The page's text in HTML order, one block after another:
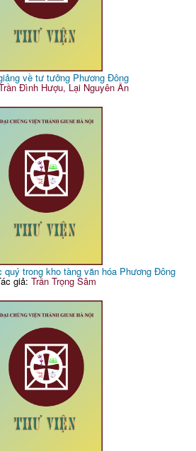
về tư tưởng Phương Đông
Đình Hượu, Lại Nguyên Ân
quý trong kho tàng văn hóa Phương Đông
giả:Trần Trọng Sâm